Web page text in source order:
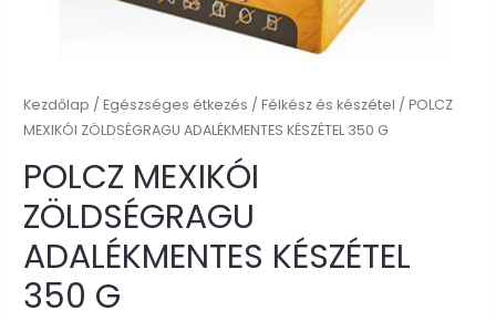
Kezdőlap /Egészséges étkezés /Félkész és készétel / POLCZ
MEXIKÓI ZÖLDSÉGRAGU ADALÉKMENTES KÉSZÉTEL 350 G
POLCZ MEXIKÓI
ZÖLDSÉGRAGU
ADALÉKMENTES KÉSZÉTEL
350 G